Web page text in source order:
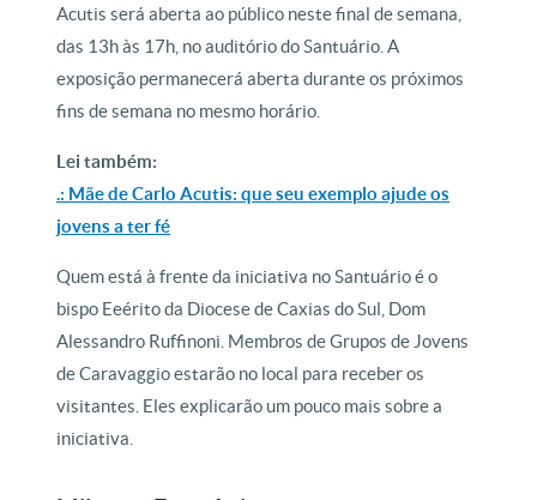
Acutis será aberta ao público neste final de semana,
das 13h às 17h, no auditório do Santuário. A
exposição permanecerá aberta durante os próximos
fins de semana no mesmo horário.
Lei também:
.: Mãe de Carlo Acutis: que seu exemplo ajude os
jovens a ter fé
Quem está à frente da iniciativa no Santuário é o
bispo Eeérito da Diocese de Caxias do Sul, Dom
Alessandro Ruffinoni. Membros de Grupos de Jovens
de Caravaggio estarão no local para receber os
visitantes. Eles explicarão um pouco mais sobre a
iniciativa.